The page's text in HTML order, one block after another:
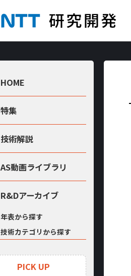
HOME
特集
技術解説
AS動画ライブラリ
R&Dアーカイブ
年表から探す
技術カテゴリから探す
PICK UP